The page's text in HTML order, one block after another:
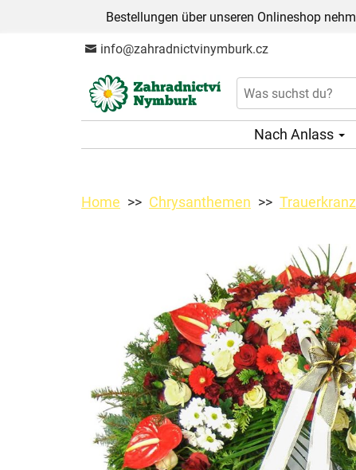
Bestellungen über unseren Onlineshop
info@zahradnictvinymburk.cz
Nach Anlass
Home Chrysanthemen